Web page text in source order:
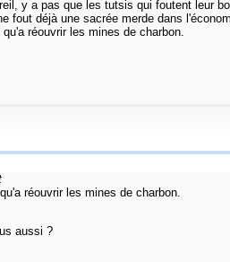
y a pas que les tutsis qui foutent leur
fout déjà une sacrée merde dans
réouvrir les mines de charbon.
réouvrir les mines de charbon.
aussi ?